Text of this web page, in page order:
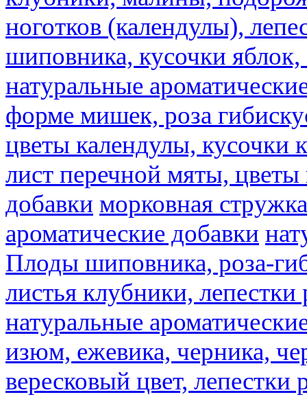
ноготков (календулы),
шиповника, кусочки
натуральные
форме мишек, роза
цветы календулы, кусочки
лист перечной мяты,
добавки морковная стружка
ароматические добавки
Плоды шиповника, роза-
листья клубники,
натуральные
изюм, ежевика, черника,
вересковый цвет, лепестки